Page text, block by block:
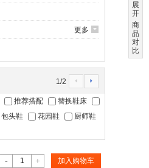
更多 6
1/2 4 5
推荐搭配
替换鞋床
包头鞋 花园鞋
厨师鞋
- + 加入购物车
展
开
商
品
对
比